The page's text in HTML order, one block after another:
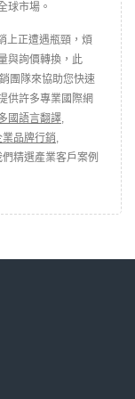
球市場。
上正遭遇瓶頸，煩
與詢價轉換，此
團隊來協助您快速
供許多專業國際網
國語言翻譯,
業品牌行銷,
精選產業客戶案例